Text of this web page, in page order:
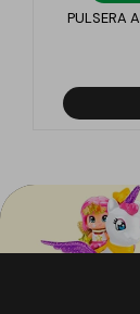
PULSERA